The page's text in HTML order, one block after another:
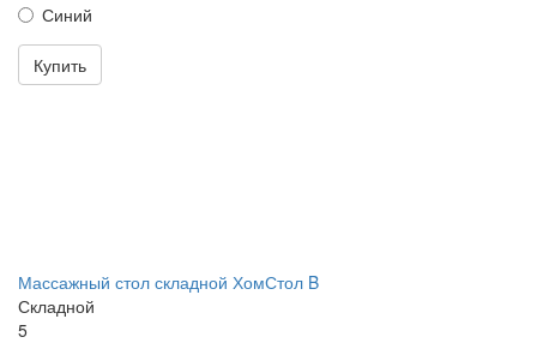
Синий
Купить
Массажный стол складной ХомСтол B
Складной
5